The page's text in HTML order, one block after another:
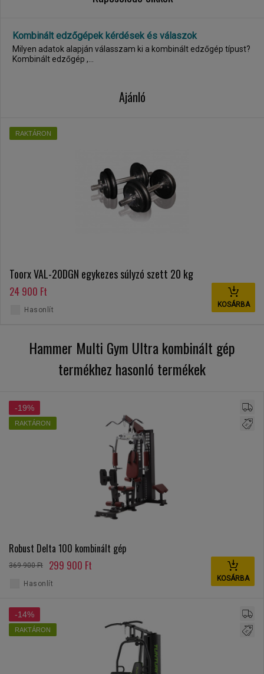
Kombinált edzőgépek kérdések és válaszok
Milyen adatok alapján válasszam ki a kombinált edzőgép típust?
Kombinált edzőgép ,...
Ajánló
RAKTÁRON
Toorx VAL-20DGN egykezes súlyzó szett 20 kg
24 900 Ft
KOSÁRBA
Hasonlít
Hammer Multi Gym Ultra kombinált gép
termékhez hasonló termékek
-19%
RAKTÁRON
Robust Delta 100 kombinált gép
369 900 Ft 299 900 Ft
KOSÁRBA
Hasonlít
-14%
RAKTÁRON